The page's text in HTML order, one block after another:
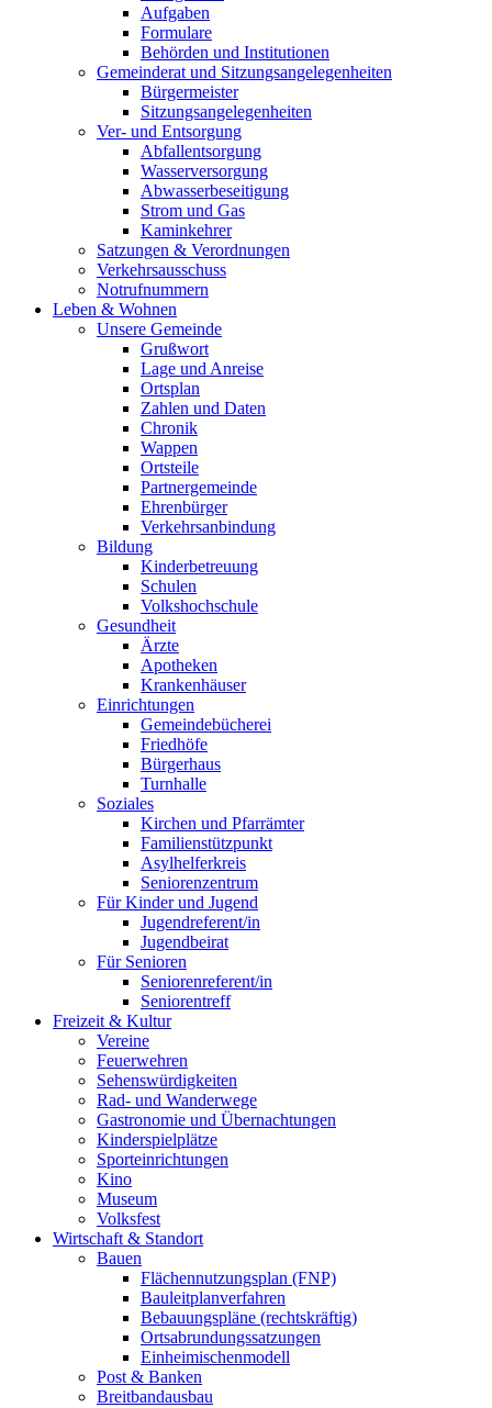
Aufgaben
Formulare
Behörden und Institutionen
Gemeinderat und Sitzungsangelegenheiten
Bürgermeister
Sitzungsangelegenheiten
Ver- und Entsorgung
Abfallentsorgung
Wasserversorgung
Abwasserbeseitigung
Strom und Gas
Kaminkehrer
Satzungen & Verordnungen
Verkehrsausschuss
Notrufnummern
Leben & Wohnen
Unsere Gemeinde
Grußwort
Lage und Anreise
Ortsplan
Zahlen und Daten
Chronik
Wappen
Ortsteile
Partnergemeinde
Ehrenbürger
Verkehrsanbindung
Bildung
Kinderbetreuung
Schulen
Volkshochschule
Gesundheit
Ärzte
Apotheken
Krankenhäuser
Einrichtungen
Gemeindebücherei
Friedhöfe
Bürgerhaus
Turnhalle
Soziales
Kirchen und Pfarrämter
Familienstützpunkt
Asylhelferkreis
Seniorenzentrum
Für Kinder und Jugend
Jugendreferent/in
Jugendbeirat
Für Senioren
Seniorenreferent/in
Seniorentreff
Freizeit & Kultur
Vereine
Feuerwehren
Sehenswürdigkeiten
Rad- und Wanderwege
Gastronomie und Übernachtungen
Kinderspielplätze
Sporteinrichtungen
Kino
Museum
Volksfest
Wirtschaft & Standort
Bauen
Flächennutzungsplan (FNP)
Bauleitplanverfahren
Bebauungspläne (rechtskräftig)
Ortsabrundungssatzungen
Einheimischenmodell
Post & Banken
Breitbandausbau